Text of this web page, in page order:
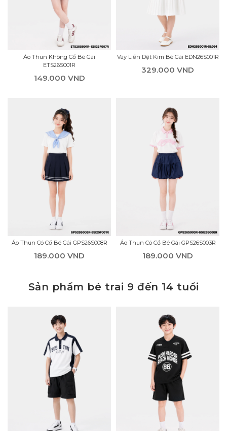
Áo Thun Không Cổ Bé Gái
ETS26S001R
149.000 VND
Váy Liền Dệt Kim Bé Gái EDN26S001R
329.000 VND
Áo Thun Có Cổ Bé Gái GPS26S008R
189.000 VND
Áo Thun Có Cổ Bé Gái GPS26S003R
189.000 VND
Sản phẩm bé trai 9 đến 14 tuổi